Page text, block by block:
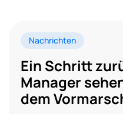
Nachrichten
Ein Schritt
Manager
dem